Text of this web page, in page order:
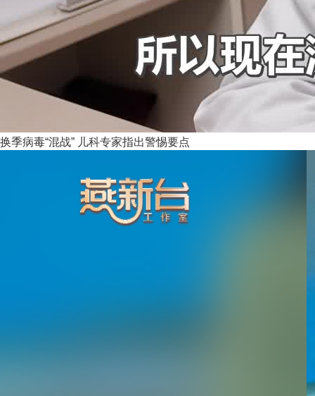
换季病毒“混战” 儿科专家指出警惕要点